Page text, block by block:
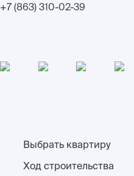
+7 (863) 310-02-39
Выбрать квартиру
Ход строительства